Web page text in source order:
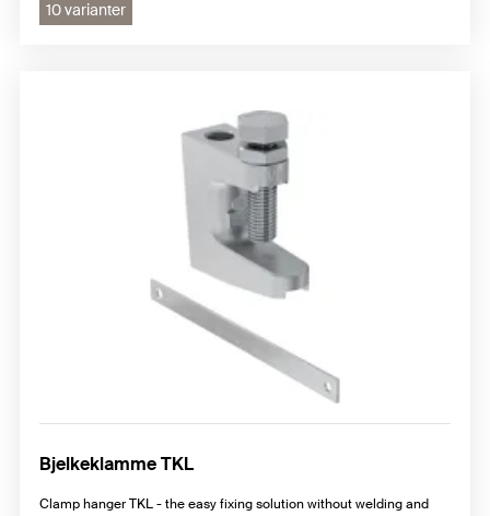
10 varianter
Bjelkeklamme TKL
Clamp hanger TKL - the easy fixing solution without welding and